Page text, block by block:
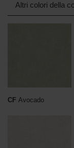
Altri colori della
CF Avocado